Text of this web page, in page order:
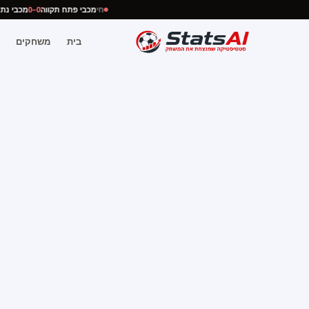
חימכבי פתח תקווה0–0 מכבי
בית משחקים